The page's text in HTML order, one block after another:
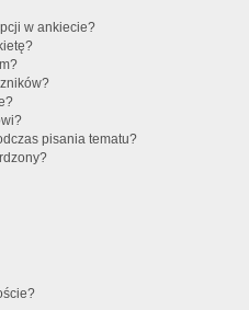
w ankiecie?
pisania tematu?